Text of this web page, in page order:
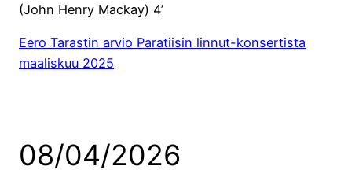
(John Henry Mackay) 4’
Eero Tarastin arvio Paratiisin linnut-konsertista
maaliskuu 2025
08/04/2026